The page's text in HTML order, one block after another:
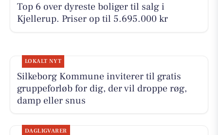
Top 6 over dyreste boliger til salg i
Kjellerup. Priser op til 5.695.000 kr
LOKALT NYT
Silkeborg Kommune inviterer til gratis
gruppeforløb for dig, der vil droppe røg,
damp eller snus
DAGLIGVARER